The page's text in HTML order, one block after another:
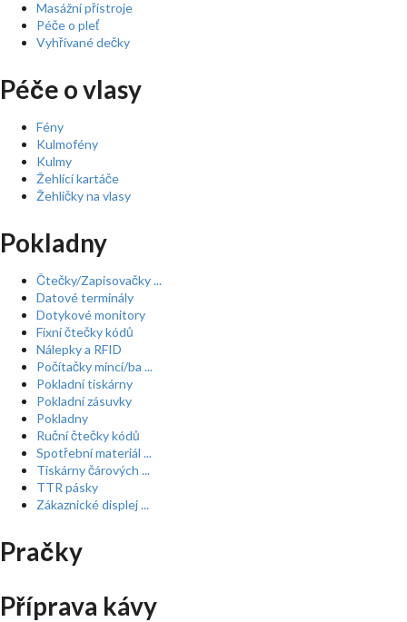
Masážní přístroje
Péče o pleť
Vyhřívané dečky
Péče o vlasy
Fény
Kulmofény
Kulmy
Žehlící kartáče
Žehličky na vlasy
Pokladny
Čtečky/Zapisovačky ...
Datové terminály
Dotykové monitory
Fixní čtečky kódů
Nálepky a RFID
Počítačky mincí/ba ...
Pokladní tiskárny
Pokladní zásuvky
Pokladny
Ruční čtečky kódů
Spotřební materiál ...
Tiskárny čárových ...
TTR pásky
Zákaznické displej ...
Pračky
Příprava kávy